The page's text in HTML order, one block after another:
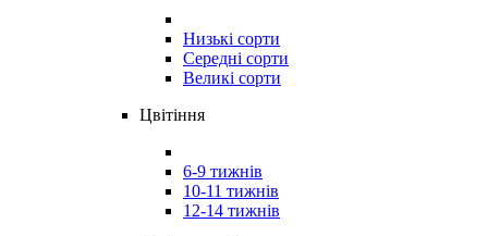
Низькі сорти
Середні сорти
Великі сорти
Цвітіння
6-9 тижнів
10-11 тижнів
12-14 тижнів